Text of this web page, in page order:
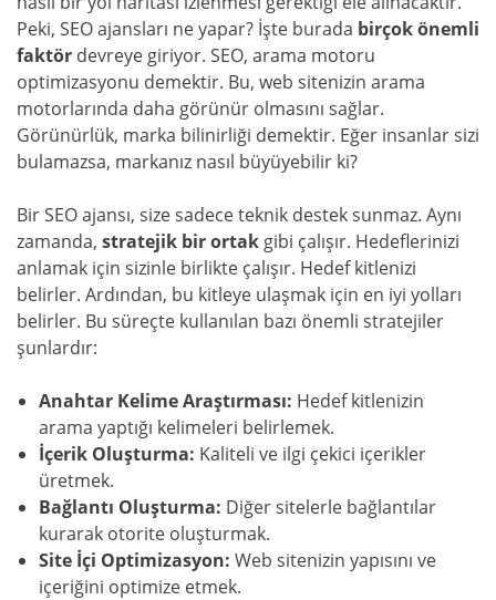
Peki, SEO ajansları ne yapar? İşte burada birçok önemli
faktör devreye giriyor. SEO, arama motoru
optimizasyonu demektir. Bu, web sitenizin arama
motorlarında daha görünür olmasını sağlar.
Görünürlük, marka bilinirliği demektir. Eğer insanlar sizi
bulamazsa, markanız nasıl büyüyebilir ki?
Bir SEO ajansı, size sadece teknik destek sunmaz. Aynı
zamanda, stratejik bir ortak gibi çalışır. Hedeflerinizi
anlamak için sizinle birlikte çalışır. Hedef kitlenizi
belirler. Ardından, bu kitleye ulaşmak için en iyi yolları
belirler. Bu süreçte kullanılan bazı önemli stratejiler
şunlardır:
Anahtar Kelime Araştırması: Hedef kitlenizin
arama yaptığı kelimeleri belirlemek.
İçerik Oluşturma: Kaliteli ve ilgi çekici içerikler
üretmek.
Bağlantı Oluşturma: Diğer sitelerle bağlantılar
kurarak otorite oluşturmak.
Site İçi Optimizasyon: Web sitenizin yapısını ve
içeriğini optimize etmek.